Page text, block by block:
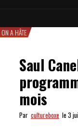
ON A HÂTE
Saul
mois
Par cultureboxe le 3